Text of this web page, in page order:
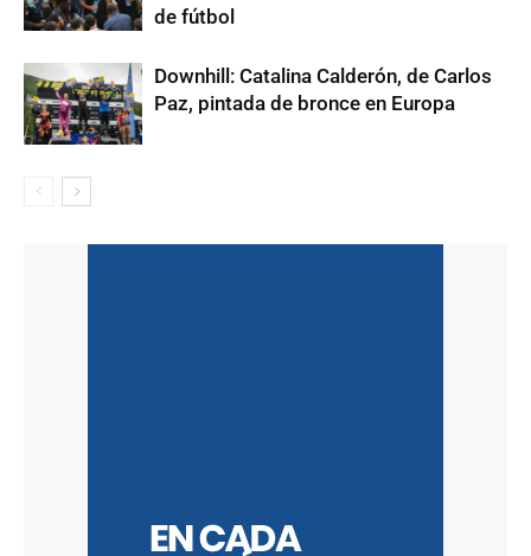
de fútbol
Downhill: Catalina Calderón, de Carlos
Paz, pintada de bronce en Europa